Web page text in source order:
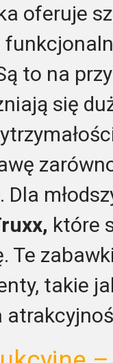
oferuje
to na
się
które
Te
takie